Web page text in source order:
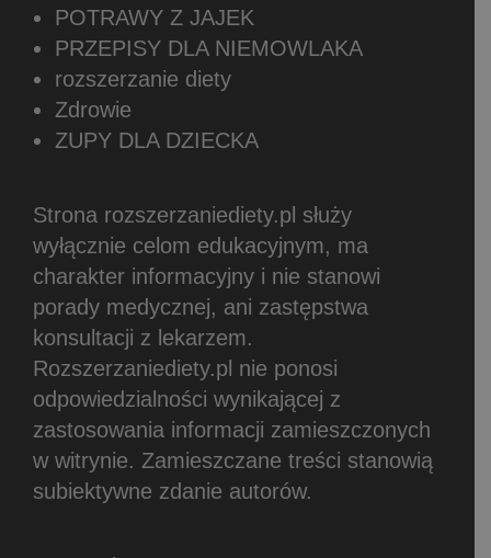
POTRAWY Z JAJEK
PRZEPISY DLA NIEMOWLAKA
rozszerzanie diety
Zdrowie
ZUPY DLA DZIECKA
Strona rozszerzaniediety.pl służy
wyłącznie celom edukacyjnym, ma
charakter informacyjny i nie stanowi
porady medycznej, ani zastępstwa
konsultacji z lekarzem.
Rozszerzaniediety.pl nie ponosi
odpowiedzialności wynikającej z
zastosowania informacji zamieszczonych
w witrynie. Zamieszczane treści stanowią
subiektywne zdanie autorów.